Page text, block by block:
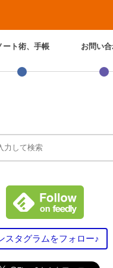
ート術、手帳 お問い
スタグラムをフォロー♪